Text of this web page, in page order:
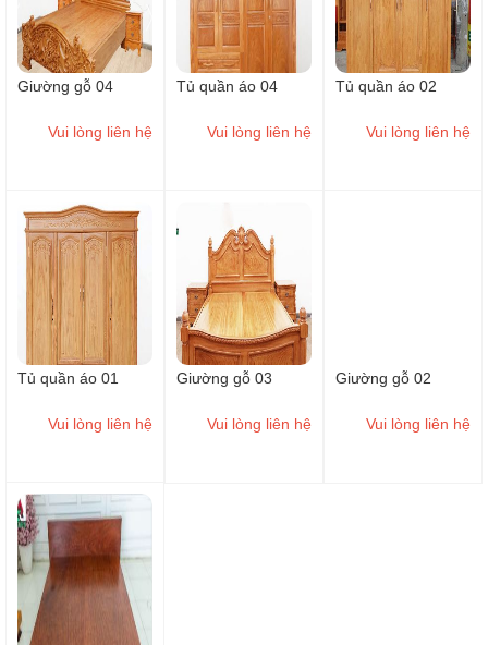
Giường gỗ 04
Vui lòng liên hệ
Tủ quần áo 04
Vui lòng liên hệ
Tủ quần áo 02
Vui lòng liên hệ
Tủ quần áo 01
Vui lòng liên hệ
Giường gỗ 03
Vui lòng liên hệ
Giường gỗ 02
Vui lòng liên hệ